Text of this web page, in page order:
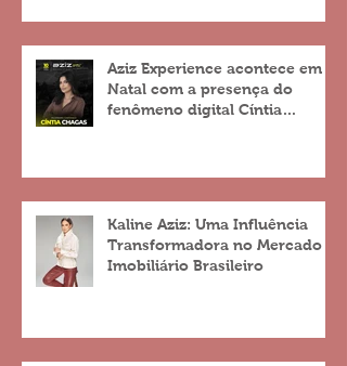
Aziz Experience acontece em
Natal com a presença do
fenômeno digital Cíntia
Kaline Aziz: Uma Influência
Transformadora no Mercado
Imobiliário Brasileiro